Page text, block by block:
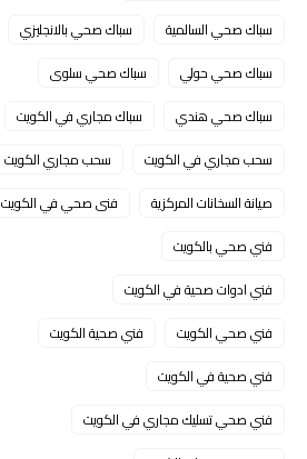
سباك صحي السالمية
سباك صحي بالانجليزي
سباك صحي حولي
سباك صحي سلوى
سباك صحي هندي
سباك مجاري في الكويت
سحب مجاري في الكويت
سحب مجاري الكويت
صيانة السخانات المركزية
فنى صحي في الكويت
فني صحي بالكويت
فني ادوات صحية في الكويت
فني صحي الكويت
فني صحية الكويت
فني صحية في الكويت
فني صحي تسليك مجاري في الكويت